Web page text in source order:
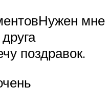
мне
поздравок.